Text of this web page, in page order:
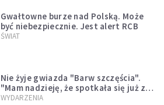
Gwałtowne burze nad Polską. Może
być niebezpiecznie. Jest alert RCB
ŚWIAT
Nie żyje gwiazda "Barw szczęścia".
"Mam nadzieję, że spotkała się już z
Bogiem, którego tak bardzo kochała"
WYDARZENIA